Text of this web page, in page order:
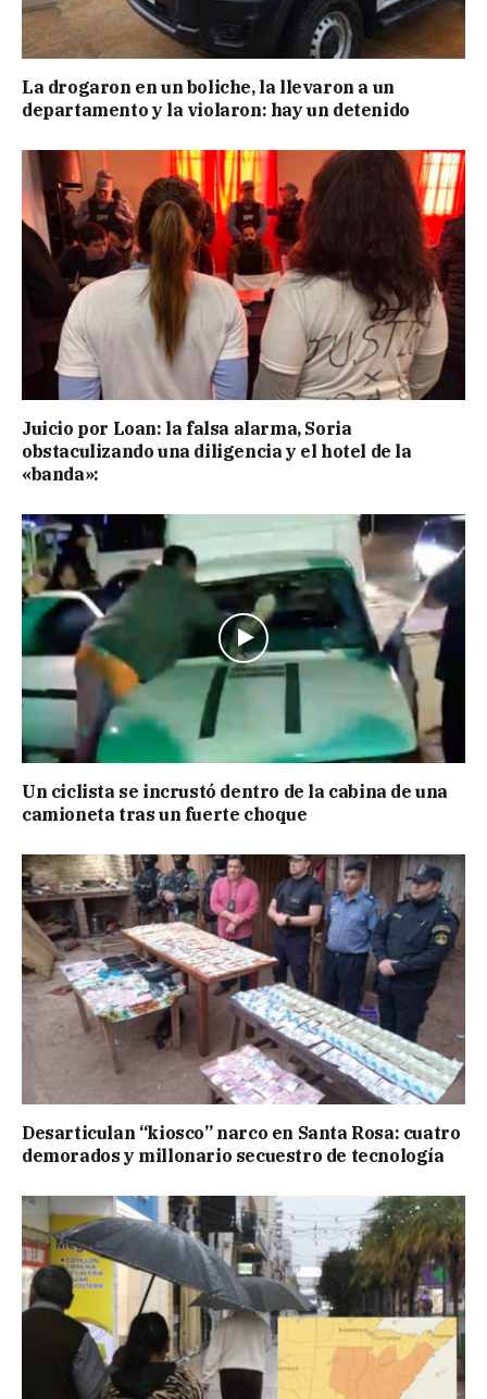
La drogaron en un boliche, la llevaron a un
departamento y la violaron: hay un detenido
Juicio por Loan: la falsa alarma, Soria
obstaculizando una diligencia y el hotel de la
«banda»:
Un ciclista se incrustó dentro de la cabina de una
camioneta tras un fuerte choque
Desarticulan “kiosco” narco en Santa Rosa: cuatro
demorados y millonario secuestro de tecnología